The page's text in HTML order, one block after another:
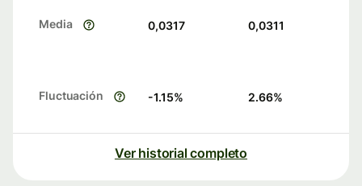
Media 0,0317 0,0311
Fluctuación -1.15% 2.66%
Ver historial completo